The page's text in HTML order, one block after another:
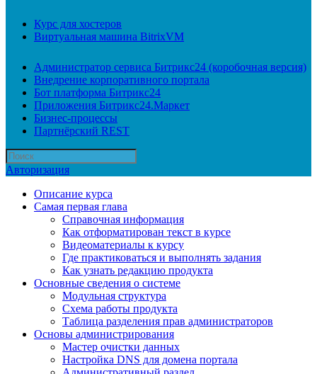
Курс для хостеров
Виртуальная машина BitrixVM
Администратор сервиса Битрикс24 (коробочная версия)
Внедрение корпоративного портала
Бот платформа Битрикс24
Приложения Битрикс24.Маркет
Бизнес-процессы
Партнёрский REST
Авторизация
Описание курса
Самая первая глава
Справочная информация
Как отформатирован текст в курсе
Видеоматериалы к курсу
Где практиковаться и выполнять задания
Как узнать редакцию продукта
Основные сведения о системе
Модульная структура
Схема работы продукта
Таблица разделения прав администраторов
Основы администрирования
Мастер очистки данных
Настройка DNS для домена портала